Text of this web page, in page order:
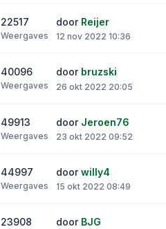
22517
Weergaves
door Reijer
12 nov 2022 10:36
40096
Weergaves
door bruzski
26 okt 2022 20:05
49913
Weergaves
door Jeroen76
23 okt 2022 09:52
44997
Weergaves
doorwilly4
15 okt 2022 08:49
23908 door BJG